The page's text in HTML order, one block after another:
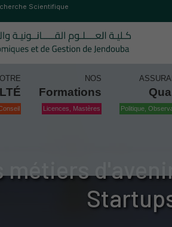
Scientifique
NOS
Formations
Licences, Mastères Politique,
métiers